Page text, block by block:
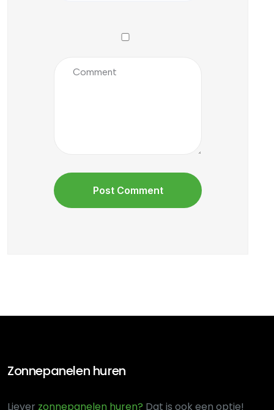
Zonnepanelen huren
Liever zonnepanelen huren? Dat is ook een optie!